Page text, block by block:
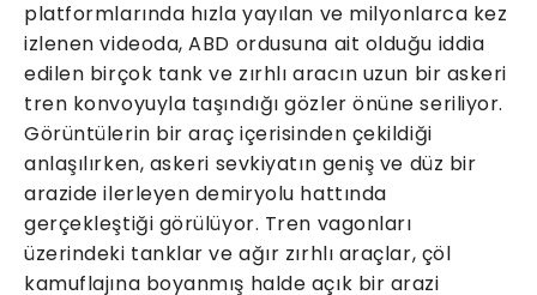
platformlarında hızla yayılan ve milyonlarca kez
izlenen videoda, ABD ordusuna ait olduğu iddia
edilen birçok tank ve zırhlı aracın uzun bir askeri
tren konvoyuyla taşındığı gözler önüne seriliyor.
Görüntülerin bir araç içerisinden çekildiği
anlaşılırken, askeri sevkiyatın geniş ve düz bir
arazide ilerleyen demiryolu hattında
gerçekleştiği görülüyor. Tren vagonları
üzerindeki tanklar ve ağır zırhlı araçlar, çöl
kamuflajına boyanmış halde açık bir arazi